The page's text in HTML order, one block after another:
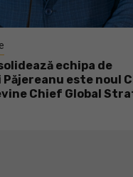
echipa de
este noul
Chief Global